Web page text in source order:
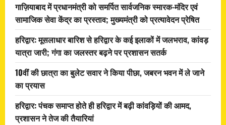
गाज़ियाबाद में प्रधानमंत्री को समर्पित सार्वजनिक स्मारक-मंदिर एवं
सामाजिक सेवा केंद्र का प्रस्ताव; मुख्यमंत्री को प्रत्यावेदन प्रेषित
हरिद्वार: मूसलाधार बारिश से हरिद्वार के कई इलाकों में जलभराव, कांवड़
यात्रा जारी; गंगा का जलस्तर बढ़ने पर प्रशासन सतर्क
10वीं की छात्रा का बुलेट सवार ने किया पीछा, जबरन भवन में ले जाने
का प्रयास
हरिद्वार: पंचक समाप्त होते ही हरिद्वार में बढ़ी कांवड़ियों की आमद,
प्रशासन ने तेज की तैयारियां